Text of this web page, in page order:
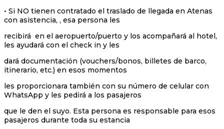
• Si NO tienen contratado el traslado de llegada en Atenas
con asistencia, , esa persona les
recibirá en el aeropuerto/puerto y los acompañará al hotel,
les ayudará con el check in y les
dará documentación (vouchers/bonos, billetes de barco,
itinerario, etc.) en esos momentos
les proporcionara también con su número de celular con
WhatsApp y les pedirá a los pasajeros
que le den el suyo. Esta persona es responsable para esos
pasajeros durante toda su estancia